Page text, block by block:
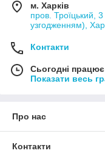
м. Харків
пров. Троїцький,
узгодженням),
Контакти
Сьогодні
Показати весь
Про нас
Контакти